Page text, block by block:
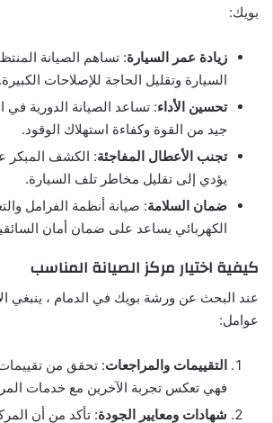
بويك:
زيادة عمر السيارة: تساهم الصيانة
السيارة وتقليل الحاجة للإصلاحات الكبيرة.
تحسين الأداء: تساعد الصيانة الدورية
جيد من القوة وكفاءة استهلاك الوقود.
تجنب الأعطال المفاجئة: الكشف المبكر
يؤدي إلى تقليل مخاطر تلف السيارة.
ضمان السلامة: صيانة أنظمة الفرامل
الكهربائي يساعد على ضمان أمان
كيفية اختيار مركز الصيانة المناسب
عند البحث عن ورشة بويك في الدمام ، ينبغي
عوامل:
التقييمات والمراجعات: تحقق من تقييمات
فهي تعكس تجربة الآخرين مع خدمات
شهادات ومعايير الجودة: تأكد من أن